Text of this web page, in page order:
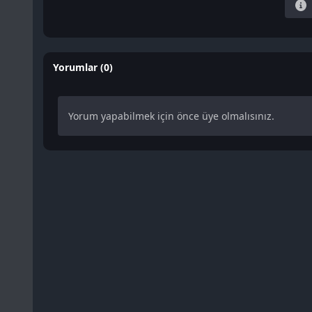
Yorumlar (0)
Yorum yapabilmek için önce üye olmalısınız.